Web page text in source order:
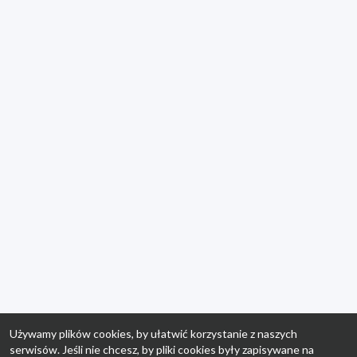
Używamy plików cookies, by ułatwić korzystanie z naszych
serwisów. Jeśli nie chcesz, by pliki cookies były zapisywane na